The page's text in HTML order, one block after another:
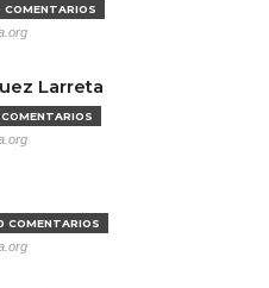
COMENTARIOS
Larreta
COMENTARIOS